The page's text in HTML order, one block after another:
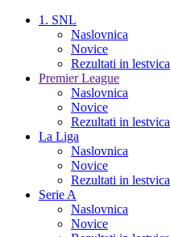
1. SNL
Naslovnica
Novice
Rezultati in lestvica
Premier League
Naslovnica
Novice
Rezultati in lestvica
La Liga
Naslovnica
Novice
Rezultati in lestvica
Serie A
Naslovnica
Novice